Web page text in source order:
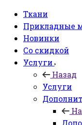
Ткани
Прикладные
Новинки
Со скидкой
Услуги
Назад
Услуги